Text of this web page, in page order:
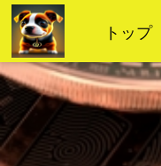
コ
ン
テ
ン
ツ
へ
ス
キ
トップ